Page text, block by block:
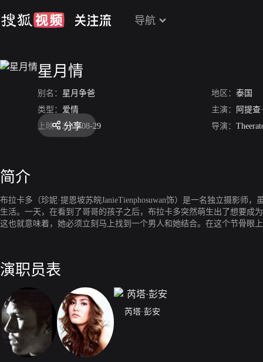
导航
星月情
别名： 星月争爸 地区： 泰国
类型： 爱情 主演：
阿提查
上映： 2013-08-29 导演：
分享
简介
布拉卡多（珍妮·提恩坡苏皖JanieTienphosuwan饰）是一名独立摄影师
生活。一天，在看到了哥哥的孩子之后，布拉卡多突然萌生出了想要成
这也就意味着，她必须立刻马上找到一个男人和她结合。在这个节骨眼
演职员表
芮塔·彭安